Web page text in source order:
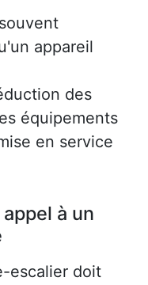
appareil
des
équipements
en service
à un
escalier doit